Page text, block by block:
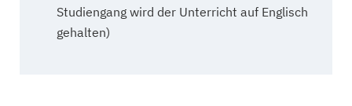
Studiengang wird der Unterricht auf Englisch
gehalten)